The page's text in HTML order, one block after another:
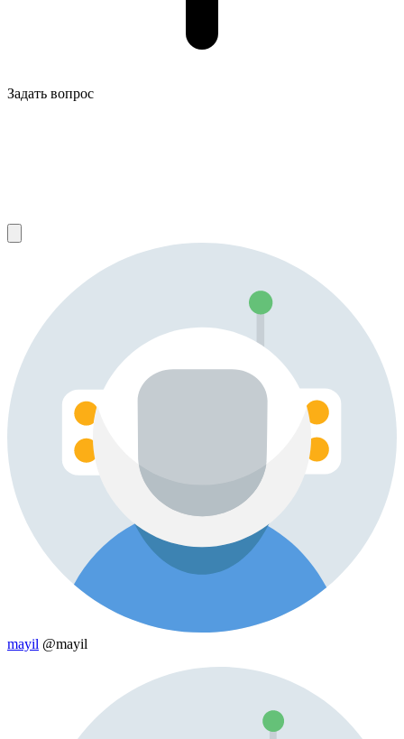
Задать вопрос
mayil @mayil